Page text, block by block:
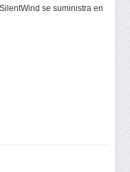
se suministra en